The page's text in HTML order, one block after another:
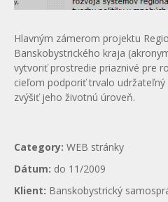
Hlavným zámerom projektu
Banskobystrického kraja
vytvoriť prostredie priaznivé pre
cieľom podporiť trvalo
zvýšiť jeho životnú úroveň.
Category: WEB stránky
Dátum: do 11/2009
Klient: Banskobystrický